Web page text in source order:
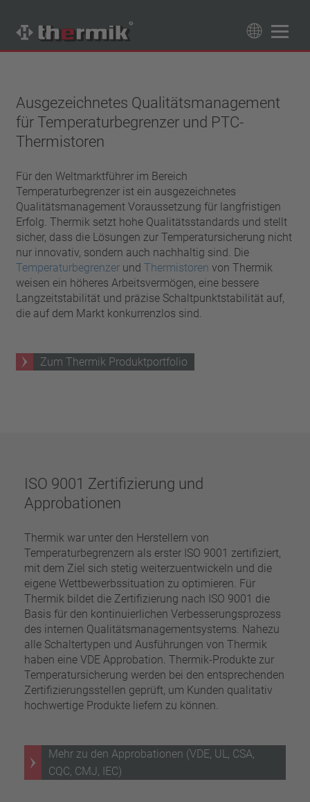
Schaltertyp
Öffner
Standard Temperatur (60 – 200 °C)
Hochtemperatur (205 – 250 °C)
1,6 A – 7,5 A
4 A – 25 A
13,5 A – 42 A
25 A – 75 A
Rückstellung
automatisch rückstellend
selbsthaltend (nicht automatisch rückstellend)
Isolierung
mit Isolierung
ohne Isolierung
Anschluss
Litze
Pin
Approbationen
ENEC
Filter zurücksetzen
Ausgezeichnetes Qualitätsmanagement
für Temperaturbegrenzer und PTC-
Thermistoren
Für den Weltmarktführer im Bereich
Temperaturbegrenzer ist ein ausgezeichnetes
Qualitätsmanagement Voraussetzung für langfristigen
Erfolg. Thermik setzt hohe Qualitätsstandards und stellt
sicher, dass die Lösungen zur Temperatursicherung nicht
nur innovativ, sondern auch nachhaltig sind. Die
Temperaturbegrenzer undThermistoren von Thermik
weisen ein höheres Arbeitsvermögen, eine bessere
Langzeitstabilität und präzise Schaltpunktstabilität auf,
die auf dem Markt konkurrenzlos sind.
Zum Thermik Produktportfolio
ISO 9001 Zertifizierung und
Approbationen
Thermik war unter den Herstellern von
Temperaturbegrenzern als erster ISO 9001 zertifiziert,
mit dem Ziel sich stetig weiterzuentwickeln und die
eigene Wettbewerbssituation zu optimieren. Für
Thermik bildet die Zertifizierung nach ISO 9001 die
Basis für den kontinuierlichen Verbesserungsprozess
des internen Qualitätsmanagementsystems. Nahezu
alle Schaltertypen und Ausführungen von Thermik
haben eine VDE Approbation. Thermik-Produkte zur
Temperatursicherung werden bei den entsprechenden
Zertifizierungsstellen geprüft, um Kunden qualitativ
hochwertige Produkte liefern zu können.
Mehr zu den Approbationen (VDE, UL, CSA,
CQC, CMJ, IEC)